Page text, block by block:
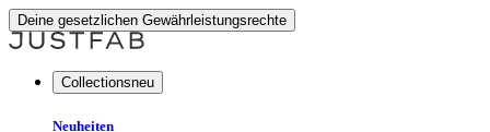
Deine gesetzlichen Gewährleistungsrechte
Collectionsneu
Neuheiten